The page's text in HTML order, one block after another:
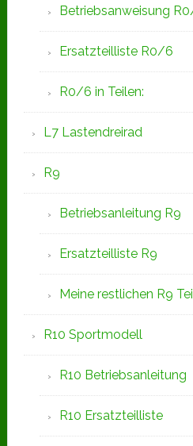
Betriebsanweisung
Ersatzteilliste R0/6
R0/6 in Teilen:
L7 Lastendreirad
R9
Betriebsanleitung R9
Ersatzteilliste R9
Meine restlichen R9
R10 Sportmodell
R10 Betriebsanleitung
R10 Ersatzteilliste